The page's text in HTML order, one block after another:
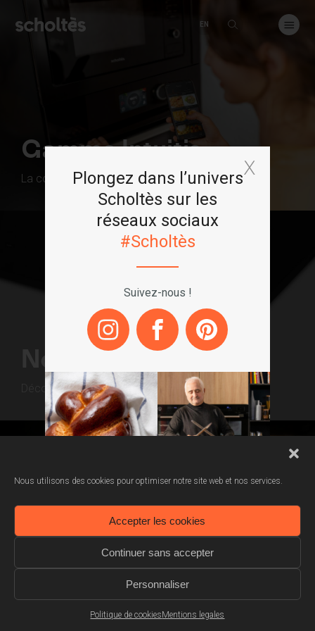
Nous utilisons des cookies pour optimiser notre site web et nos services.
Accepter les cookies
Continuer sans accepter
Personnaliser
Politique de cookiesMentions legales
EN
Gamme Intuitis
La collection d'appareils connectés Scholtès
Notre collection
Découvrez nos produits
La maison a 100 ans
Découvrez son histoire centenaire
Plongez dans l’univers
Scholtès sur les
réseaux sociaux
#Scholtès
Suivez-nous !